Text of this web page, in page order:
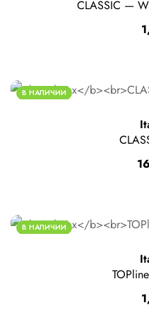
CLASSIC —
В НАЛИЧИИ
В НАЛИЧИИ